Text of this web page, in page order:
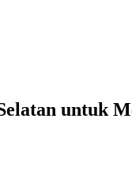
untuk